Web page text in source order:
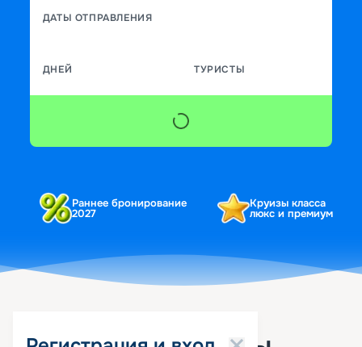
ДАТЫ ОТПРАВЛЕНИЯ
ДНЕЙ ТУРИСТЫ
Раннее бронирование
2027
Круизы класса
люкс и премиум